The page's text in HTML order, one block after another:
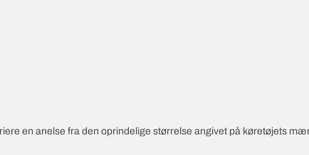
en anelse fra den oprindelige størrelse angivet på køretøjets